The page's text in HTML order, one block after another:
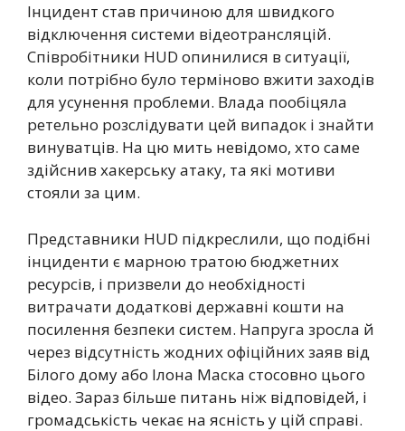
Інцидент став причиною для швидкого
відключення системи відеотрансляцій.
Співробітники HUD опинилися в ситуації,
коли потрібно було терміново вжити заходів
для усунення проблеми. Влада пообіцяла
ретельно розслідувати цей випадок і знайти
винуватців. На цю мить невідомо, хто саме
здійснив хакерську атаку, та які мотиви
стояли за цим.
Представники HUD підкреслили, що подібні
інциденти є марною тратою бюджетних
ресурсів, і призвели до необхідності
витрачати додаткові державні кошти на
посилення безпеки систем. Напруга зросла й
через відсутність жодних офіційних заяв від
Білого дому або Ілона Маска стосовно цього
відео. Зараз більше питань ніж відповідей, і
громадськість чекає на ясність у цій справі.